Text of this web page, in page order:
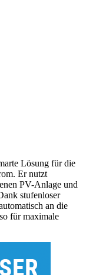
Lösung für die
Er nutzt
PV-Anlage und
stufenloser
an die
für maximale